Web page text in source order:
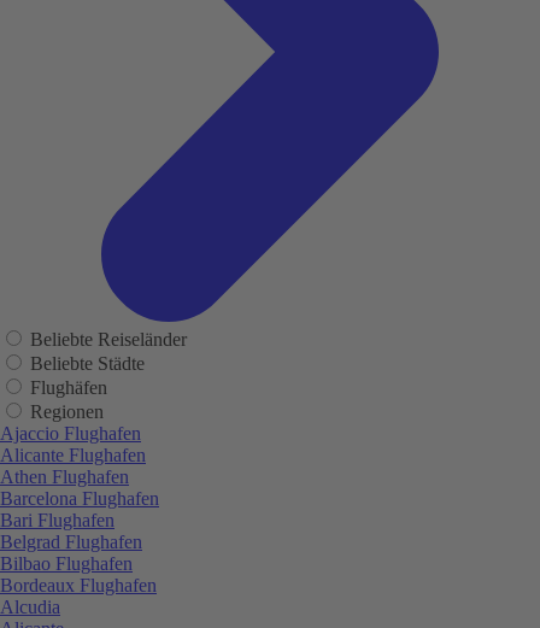
Beliebte Reiseländer
Beliebte Städte
Flughäfen
Regionen
Ajaccio Flughafen
Alicante Flughafen
Athen Flughafen
Barcelona Flughafen
Bari Flughafen
Belgrad Flughafen
Bilbao Flughafen
Bordeaux Flughafen
Alcudia